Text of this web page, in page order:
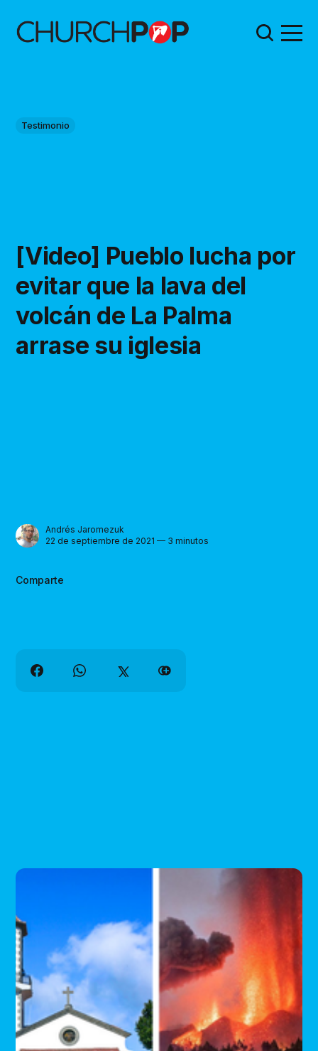
Testimonio
[Video] Pueblo lucha por
evitar que la lava del
volcán de La Palma
arrase su iglesia
Andrés Jaromezuk
22 de septiembre de 2021 — 3 minutos
Comparte